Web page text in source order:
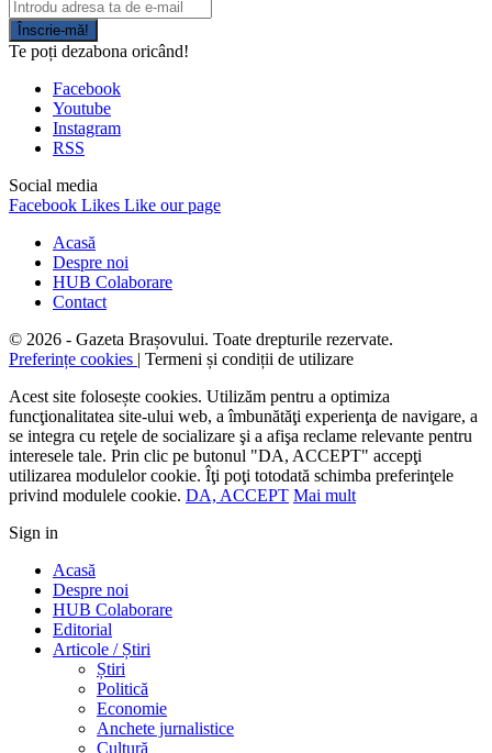
Înscrie-mă!
Te poți dezabona oricând!
Facebook
Youtube
Instagram
RSS
Social media
Facebook Likes Like our page
Acasă
Despre noi
HUB Colaborare
Contact
© 2026 - Gazeta Brașovului. Toate drepturile rezervate.
Preferințe cookies | Termeni și condiții de utilizare
Acest site folosește cookies. Utilizăm pentru a optimiza
funcţionalitatea site-ului web, a îmbunătăţi experienţa de navigare, a
se integra cu reţele de socializare şi a afişa reclame relevante pentru
interesele tale. Prin clic pe butonul "DA, ACCEPT" accepţi
utilizarea modulelor cookie. Îţi poţi totodată schimba preferinţele
privind modulele cookie. DA, ACCEPT Mai mult
Sign in
Acasă
Despre noi
HUB Colaborare
Editorial
Articole / Știri
Știri
Politică
Economie
Anchete jurnalistice
Cultură